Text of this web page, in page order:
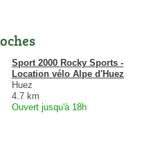
Sport 2000 Rocky Sports -
Location vélo Alpe d'Huez
Huez
4.7 km
Ouvert jusqu'à 18h